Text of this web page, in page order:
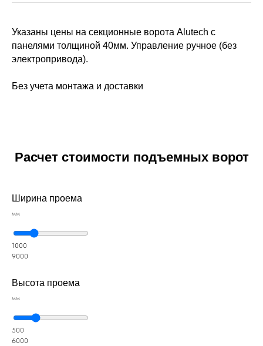
Указаны цены на секционные ворота Alutech с
панелями толщиной 40мм. Управление ручное (без
электропривода).
Без учета монтажа и доставки
Расчет стоимости подъемных ворот
Ширина проема
мм
1000
9000
Высота проема
мм
500
6000